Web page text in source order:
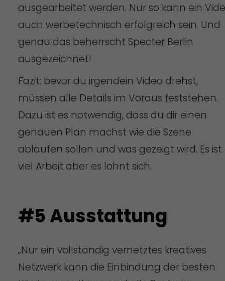
ausgearbeitet werden. Nur so kann ein
auch werbetechnisch erfolgreich sein. Und
genau das beherrscht Specter Berlin
ausgezeichnet!
Fazit: bevor du irgendein Video drehst,
müssen alle Details im Voraus feststehen.
Dazu ist es notwendig, dass du dir einen
genauen Plan machst wie die Szene
ablaufen sollen und was gezeigt wird. Es ist
viel Arbeit aber es lohnt sich.
#5 Ausstattung
„Nur ein vollständig vernetztes kreatives
Netzwerk kann die Einbindung der besten